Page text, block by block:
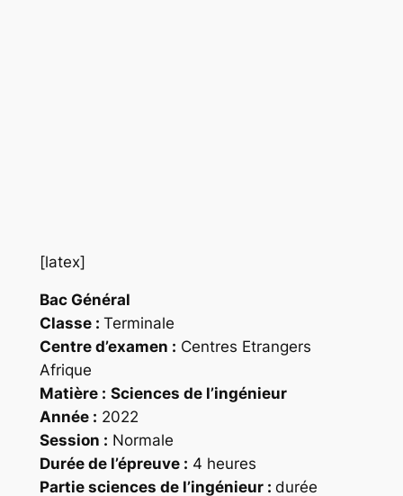
[latex]
Bac Général
Classe : Terminale
Centre d’examen : Centres Etrangers
Afrique
Matière : Sciences de l’ingénieur
Année : 2022
Session : Normale
Durée de l’épreuve : 4 heures
Partie sciences de l’ingénieur : durée